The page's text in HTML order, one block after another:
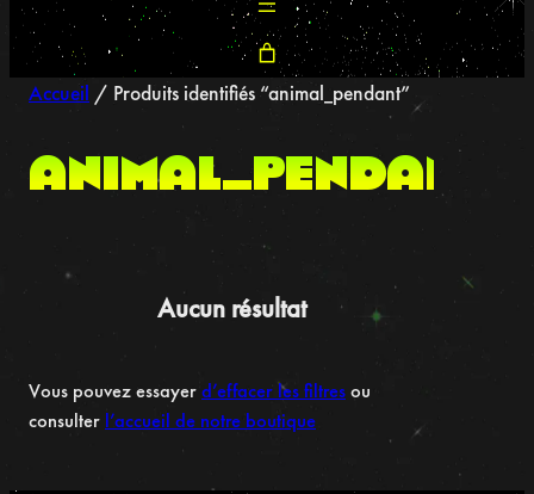
Accueil / Produits identifiés “animal_pendant”
animal_pendant
Aucun résultat
Vous pouvez essayerd’effacer les filtresou
consulter l’accueil de notre boutique